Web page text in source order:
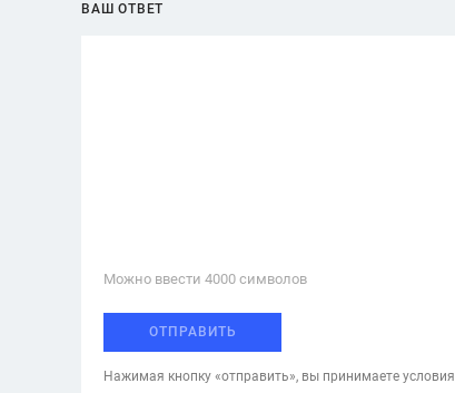
ВАШ ОТВЕТ
Можно ввести 4000 cимволов
ОТПРАВИТЬ
Нажимая кнопку «отправить», вы принимаете условия